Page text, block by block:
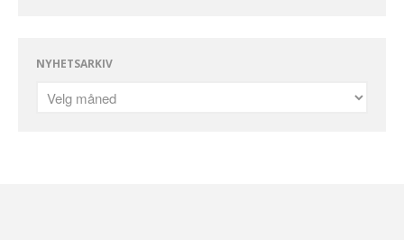
NYHETSARKIV